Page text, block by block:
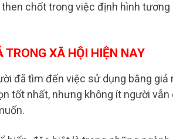
chốt trong việc định hình tương
TRONG XÃ HỘI HIỆN NAY
đã tìm đến việc sử dụng bằng giả
tốt nhất, nhưng không ít người